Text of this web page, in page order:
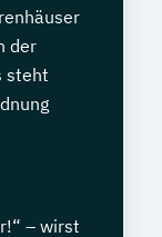
der
steht
– wirst